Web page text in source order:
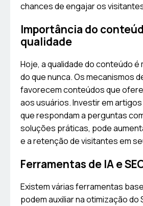
chances de engajar os
Importância do
qualidade
Hoje, a qualidade do conteúdo
do que nunca. Os mecanismos
favorecem conteúdos que
aos usuários. Investir em
que respondam a perguntas
soluções práticas, pode
e a retenção de visitantes em
Ferramentas de IA e
Existem várias ferramentas
podem auxiliar na otimização do